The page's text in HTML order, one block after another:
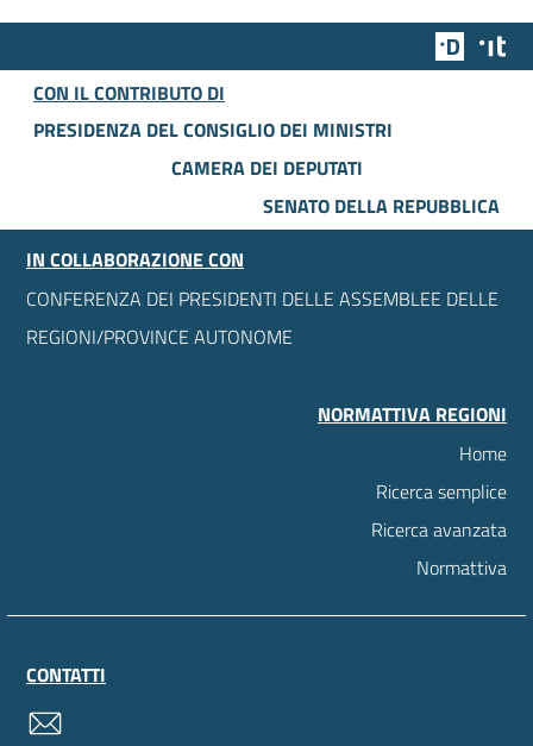
Team
CON IL CONTRIBUTO DI
PRESIDENZA DEL CONSIGLIO DEI MINISTRI
CAMERA DEI DEPUTATI
SENATO DELLA REPUBBLICA
IN COLLABORAZIONE CON
CONFERENZA DEI PRESIDENTI DELLE ASSEMBLEE DELLE
REGIONI/PROVINCE AUTONOME
NORMATTIVA REGIONI
Home
Ricerca semplice
Ricerca avanzata
Normattiva
CONTATTI